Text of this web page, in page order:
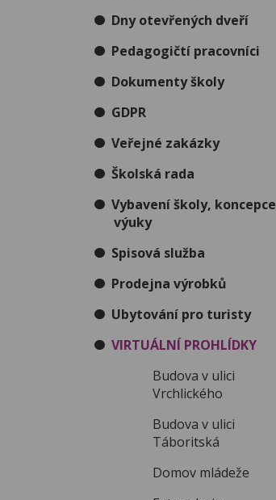
Dny otevřených dveří
Pedagogičtí pracovníci
Dokumenty školy
GDPR
Veřejné zakázky
Školská rada
Vybavení školy, koncepce
výuky
Spisová služba
Prodejna výrobků
Ubytování pro turisty
VIRTUÁLNÍ PROHLÍDKY
Budova v ulici
Vrchlického
Budova v ulici
Táboritská
Domov mládeže